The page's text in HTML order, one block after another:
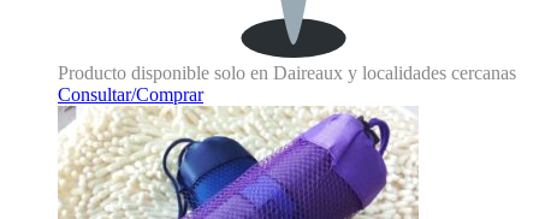
Producto disponible solo en Daireaux y localidades cercanas
Consultar/Comprar